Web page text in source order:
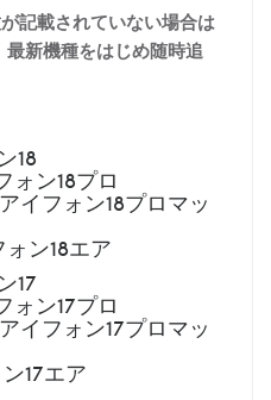
記載されていない場合は
新機種をはじめ随時追
18
ォン18プロ
イフォン18プロマッ
ン18エア
17
ォン17プロ
イフォン17プロマッ
17エア